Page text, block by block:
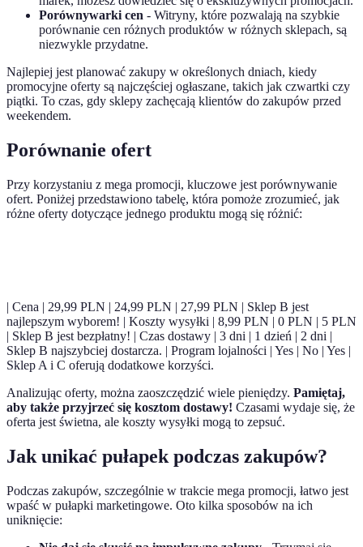
Porównywarki cen - Witryny, które pozwalają na szybkie
porównanie cen różnych produktów w różnych sklepach, są
niezwykle przydatne.
Najlepiej jest planować zakupy w określonych dniach, kiedy
promocyjne oferty są najczęściej ogłaszane, takich jak czwartki czy
piątki. To czas, gdy sklepy zachęcają klientów do zakupów przed
weekendem.
Porównanie ofert
Przy korzystaniu z mega promocji, kluczowe jest porównywanie
ofert. Poniżej przedstawiono tabelę, która pomoże zrozumieć, jak
różne oferty dotyczące jednego produktu mogą się różnić:
| Cena | 29,99 PLN | 24,99 PLN | 27,99 PLN | Sklep B jest
najlepszym wyborem! | Koszty wysyłki | 8,99 PLN | 0 PLN | 5 PLN
| Sklep B jest bezpłatny! | Czas dostawy | 3 dni | 1 dzień | 2 dni |
Sklep B najszybciej dostarcza. | Program lojalności | Yes | No | Yes |
Sklep A i C oferują dodatkowe korzyści.
Analizując oferty, można zaoszczędzić wiele pieniędzy. Pamiętaj,
aby także przyjrzeć się kosztom dostawy! Czasami wydaje się, że
oferta jest świetna, ale koszty wysyłki mogą to zepsuć.
Jak unikać pułapek podczas zakupów?
Podczas zakupów, szczególnie w trakcie mega promocji, łatwo jest
wpaść w pułapki marketingowe. Oto kilka sposobów na ich
uniknięcie: